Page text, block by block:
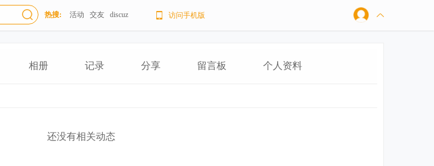
热搜: 活动 交友 discuz 访问手机版
相册 记录 分享 留言板 个人资料
还没有相关动态